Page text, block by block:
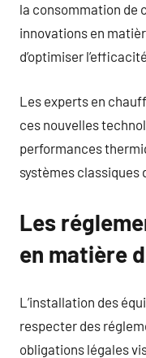
la consommation de
innovations en
d’optimiser
Les experts en
ces nouvelles
performances
systèmes classiques
Les
en matière
L’installation des
respecter des
obligations légales